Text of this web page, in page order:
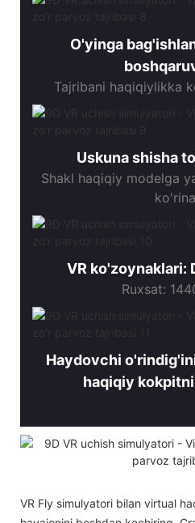
O'yinga
Tajribani haqiqiylikka
Uskuna shisha
Shakl haqiqiy modelga
VR ko'zoynaklari:
Ruxsat:
Haydovchi
haqiqiy
VR Fly simulyatori bilan virtual